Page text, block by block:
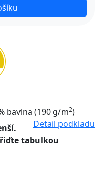
bavlna (190 g/m2)
Detail podkladu
tabulkou